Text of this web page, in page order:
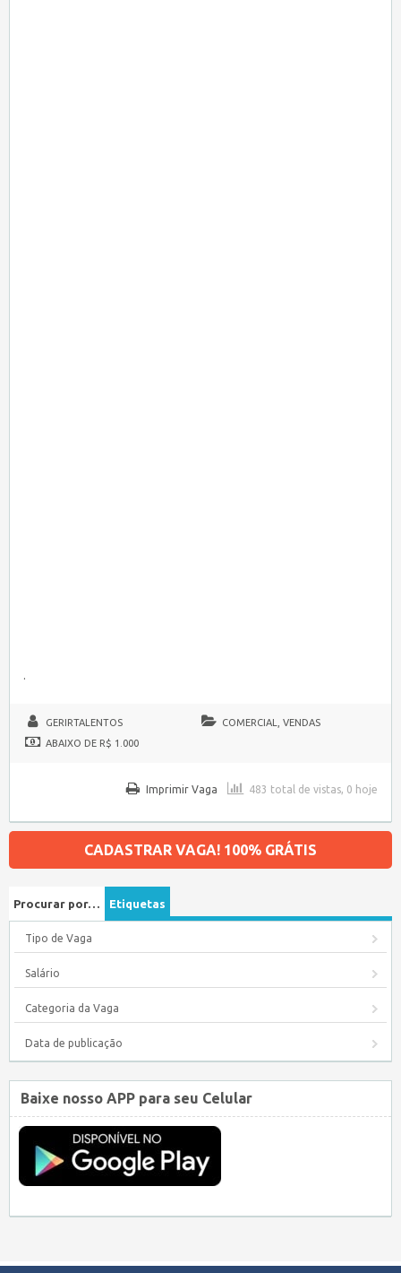
.
GERIRTALENTOS
COMERCIAL, VENDAS
ABAIXO DE R$ 1.000
483 total de vistas, 0 hoje
Imprimir Vaga
CADASTRAR VAGA! 100% GRÁTIS
Procurar por… Etiquetas
Tipo de Vaga
Salário
Categoria da Vaga
Data de publicação
Baixe nosso APP para seu Celular